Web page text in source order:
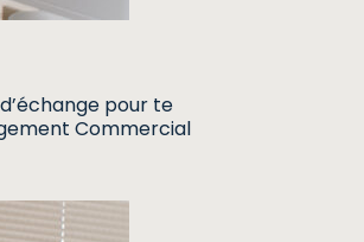
pour te
Commercial